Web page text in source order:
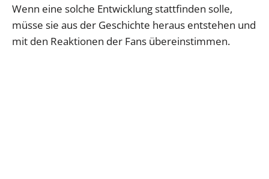
Wenn eine solche Entwicklung stattfinden solle,
müsse sie aus der Geschichte heraus entstehen und
mit den Reaktionen der Fans übereinstimmen.